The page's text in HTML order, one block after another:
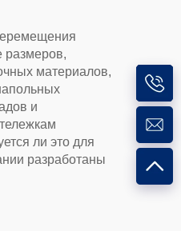
размеров,
материалов,
и
ли это для
разработаны